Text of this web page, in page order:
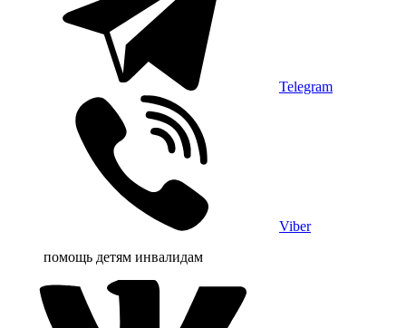
Telegram
Viber
помощь детям инвалидам